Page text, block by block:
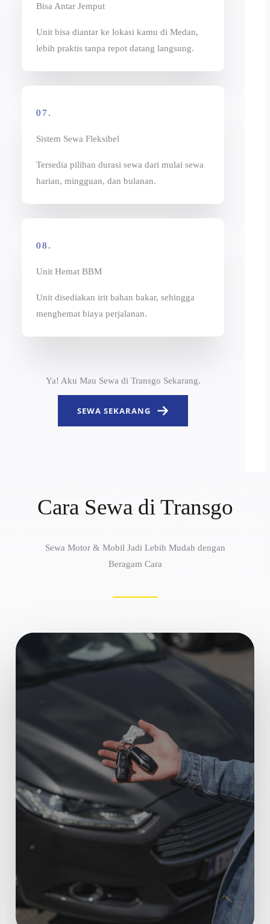
Bisa Antar Jemput
Unit bisa diantar ke lokasi kamu di Medan,
lebih praktis tanpa repot datang langsung.
07.
Sistem Sewa Fleksibel
Tersedia pilihan durasi sewa dari mulai sewa
harian, mingguan, dan bulanan.
08.
Unit Hemat BBM
Unit disediakan irit bahan bakar, sehingga
menghemat biaya perjalanan.
Ya! Aku Mau Sewa di Transgo Sekarang.
SEWA SEKARANG
Cara Sewa di Transgo
Sewa Motor & Mobil Jadi Lebih Mudah dengan
Beragam Cara